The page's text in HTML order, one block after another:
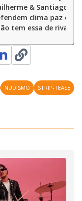
& Santiago
clima paz e
tem essa de
NUDISMO STRIP-TEASE